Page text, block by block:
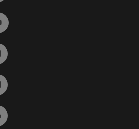
Ir a YouTube (abre en ventana nueva)
Ir a Flickr (abre en ventana nueva)
Ir a Linkedin (abre en ventana nueva)
Ir al Blog (abre en ventana nueva)